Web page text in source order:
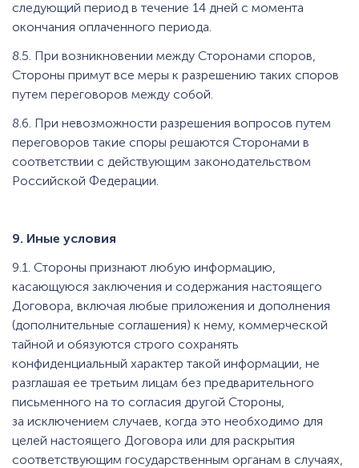
следующий период в течение 14 дней с момента
окончания оплаченного периода.
8.5. При возникновении между Сторонами споров,
Стороны примут все меры к разрешению таких споров
путем переговоров между собой.
8.6. При невозможности разрешения вопросов путем
переговоров такие споры решаются Сторонами в
соответствии с действующим законодательством
Российской Федерации.
9. Иные условия
9.1. Стороны признают любую информацию,
касающуюся заключения и содержания настоящего
Договора, включая любые приложения и дополнения
(дополнительные соглашения) к нему, коммерческой
тайной и обязуются строго сохранять
конфиденциальный характер такой информации, не
разглашая ее третьим лицам без предварительного
письменного на то согласия другой Стороны,
за исключением случаев, когда это необходимо для
целей настоящего Договора или для раскрытия
соответствующим государственным органам в случаях,